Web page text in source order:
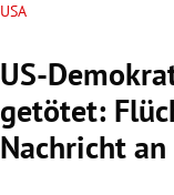
USA
US-
getötet:
Nachricht